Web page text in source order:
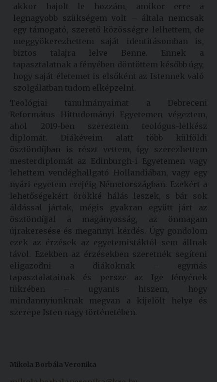
akkor hajolt le hozzám, amikor erre a
legnagyobb szükségem volt – általa nemcsak
egy támogató, szerető közösségre lelhettem, de
meggyökerezhettem saját identitásomban is,
biztos talajra lelve Benne. Ennek a
tapasztalatnak a fényében döntöttem később úgy,
hogy saját életemet is elsőként az Istennek való
szolgálatban tudom elképzelni.
Teológiai tanulmányaimat a Debreceni
Református Hittudományi Egyetemen végeztem,
ahol 2019-ben szereztem teológus-lelkész
diplomát. Diákéveim alatt több külföldi
ösztöndíjban is részt vettem, így szerezhettem
mesterdiplomát az Edinburgh-i Egyetemen vagy
lehettem vendéghallgató Hollandiában, vagy egy
nyári egyetem erejéig Németországban. Ezekért a
lehetőségekért örökké hálás leszek, s bár sok
áldással jártak, mégis gyakran együtt járt az
ösztöndíjjal a magányosság, az önmagam
újrakeresése és megannyi kérdés. Úgy gondolom
ezek az érzések az egyetemistáktól sem állnak
távol. Ezekben az érzésekben szeretnék segíteni
eligazodni a diákoknak – egymás
tapasztalatainak és persze az Ige fényének
tükrében – ugyanis hiszem, hogy
mindannyiunknak megvan a kijelölt helye és
szerepe Isten nagy történetében.
Mikola Borbála Veronika